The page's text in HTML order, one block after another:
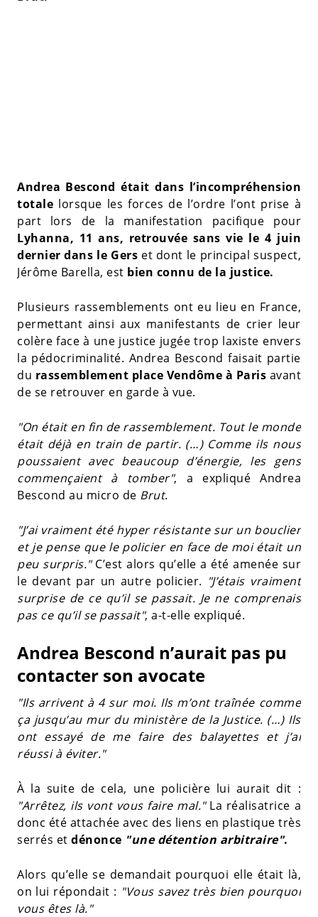
Andrea Bescond était dans l’incompréhension
totale lorsque les forces de l’ordre l’ont prise à
part lors de la manifestation pacifique pour
Lyhanna, 11 ans, retrouvée sans vie le 4 juin
dernier dans le Gers et dont le principal suspect,
Jérôme Barella, est bien connu de la justice.
Plusieurs rassemblements ont eu lieu en France,
permettant ainsi aux manifestants de crier leur
colère face à une justice jugée trop laxiste envers
la pédocriminalité. Andrea Bescond faisait partie
du rassemblement place Vendôme à Paris avant
de se retrouver en garde à vue.
"On était en fin de rassemblement. Tout le monde
était déjà en train de partir. (…) Comme ils nous
poussaient avec beaucoup d’énergie, les gens
commençaient à tomber", a expliqué Andrea
Bescond au micro de Brut.
"J’ai vraiment été hyper résistante sur un bouclier
et je pense que le policier en face de moi était un
peu surpris."C’est alors qu’elle a été amenée sur
le devant par un autre policier. "J’étais vraiment
surprise de ce qu’il se passait. Je ne comprenais
pas ce qu’il se passait", a-t-elle expliqué.
Andrea Bescond n’aurait pas pu
contacter son avocate
"Ils arrivent à 4 sur moi. Ils m’ont traînée comme
ça jusqu’au mur du ministère de la Justice. (…) Ils
ont essayé de me faire des balayettes et j’ai
réussi à éviter."
À la suite de cela, une policière lui aurait dit :
"Arrêtez, ils vont vous faire mal."La réalisatrice a
donc été attachée avec des liens en plastique très
serrés et dénonce "une détention arbitraire".
Alors qu’elle se demandait pourquoi elle était là,
on lui répondait : "Vous savez très bien pourquoi
vous êtes là."